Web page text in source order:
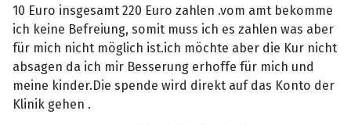
10 Euro insgesamt 220 Euro zahlen .vom amt bekomme
ich keine Befreiung, somit muss ich es zahlen was aber
für mich nicht möglich ist.ich möchte aber die Kur nicht
absagen da ich mir Besserung erhoffe für mich und
meine kinder.Die spende wird direkt auf das Konto der
Klinik gehen .